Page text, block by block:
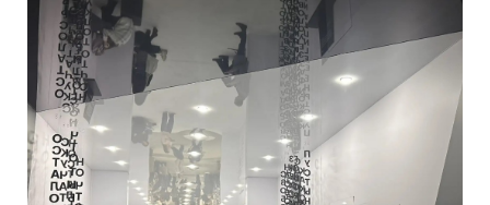
Посетителям
Программа
Прессе
Конкурсы
Контакты
ВКОНТАКТЕ TELEGRAM